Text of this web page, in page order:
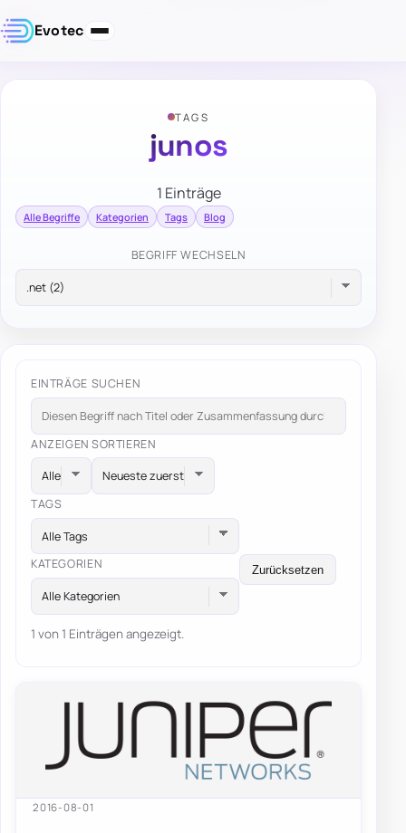
Evotec
TAGS
junos
1 Einträge
Alle Begriffe Kategorien Tags Blog
BEGRIFF WECHSELN
EINTRÄGE SUCHEN
ANZEIGEN SORTIEREN
TAGS
Alle Tags
KATEGORIEN
Alle Kategorien
Zurücksetzen
1 von 1 Einträgen angezeigt.
2016-08-01